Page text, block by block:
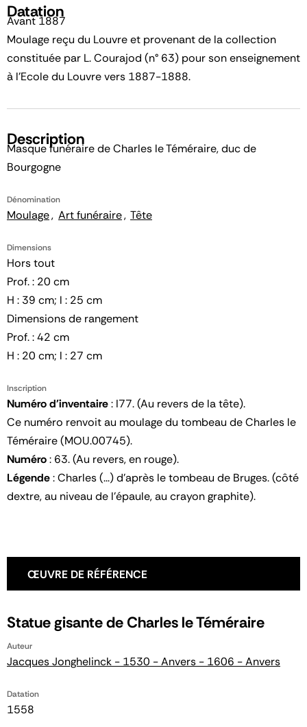
Datation
Avant 1887
Moulage reçu du Louvre et provenant de la collection
constituée par L. Courajod (n° 63) pour son enseignement
à l'Ecole du Louvre vers 1887-1888.
Description
Masque funéraire de Charles le Téméraire, duc de
Bourgogne
Dénomination
Moulage Art funéraire Tête
Dimensions
Hors tout
Prof. : 20 cm
H : 39 cm; l : 25 cm
Dimensions de rangement
Prof. : 42 cm
H : 20 cm; l : 27 cm
Inscription
Numéro d'inventaire: I77. (Au revers de la tête).
Ce numéro renvoit au moulage du tombeau de Charles le
Téméraire (MOU.00745).
Numéro: 63. (Au revers, en rouge).
Légende: Charles (...) d'après le tombeau de Bruges. (côté
dextre, au niveau de l'épaule, au crayon graphite).
ŒUVRE DE RÉFÉRENCE
Statue gisante de Charles le Téméraire
Auteur
Jacques Jonghelinck - 1530 - Anvers - 1606 - Anvers
Datation
1558